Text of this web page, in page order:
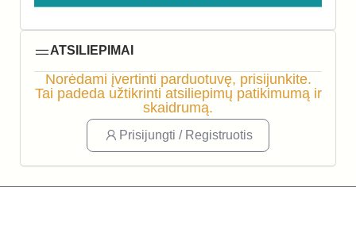
ATSILIEPIMAI
Norėdami įvertinti parduotuvę, prisijunkite.
Tai padeda užtikrinti atsiliepimų patikimumą ir
skaidrumą.
Prisijungti / Registruotis